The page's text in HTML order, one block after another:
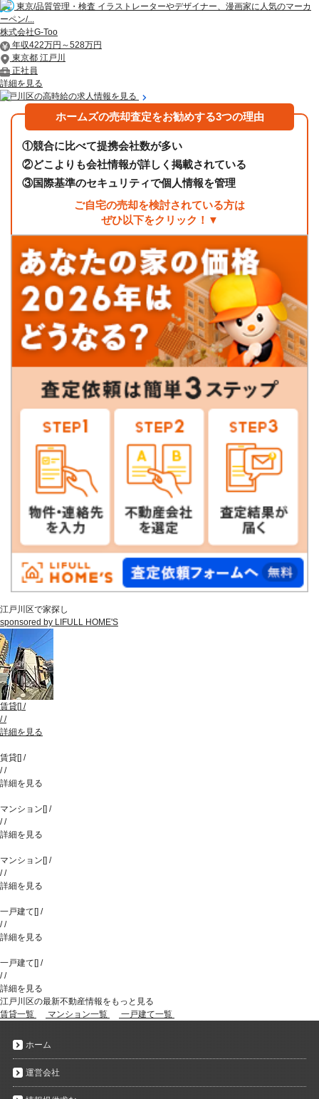
東京/品質管理・検査 イラストレーターやデザイナー、漫画家に人気のマーカ
ーペン/...
株式会社G‐Too
年収422万円～528万円
東京都 江戸川
正社員
詳細を見る
江戸川区の高時給の求人情報を見る
ホームズの売却査定をお勧めする3つの理由
①競合に比べて提携会社数が多い
②どこよりも会社情報が詳しく掲載されている
③国際基準のセキュリティで個人情報を管理
ご自宅の売却を検討されている方は
ぜひ以下をクリック！▼
江戸川区で家探し
sponsored by LIFULL HOME'S
賃貸[] /
//
詳細を見る
賃貸[] /
//
詳細を見る
マンション[] /
//
詳細を見る
マンション[] /
//
詳細を見る
一戸建て[] /
//
詳細を見る
一戸建て[] /
//
詳細を見る
江戸川区の最新不動産情報をもっと見る
賃貸一覧
マンション一覧 一戸建て一覧
ホーム
運営会社